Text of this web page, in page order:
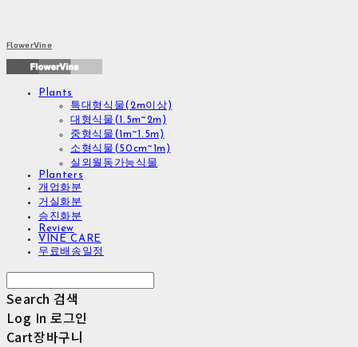
FlowerVine
Plants
특대형식물(2m이상)
대형식물(1.5m~2m)
중형식물(1m~1.5m)
소형식물(50cm~1m)
실외월동가능식물
Planters
개업화분
거실화분
승진화분
Review
VINE CARE
무료배송일정
Search 검색
Log In 로그인
Cart장바구니